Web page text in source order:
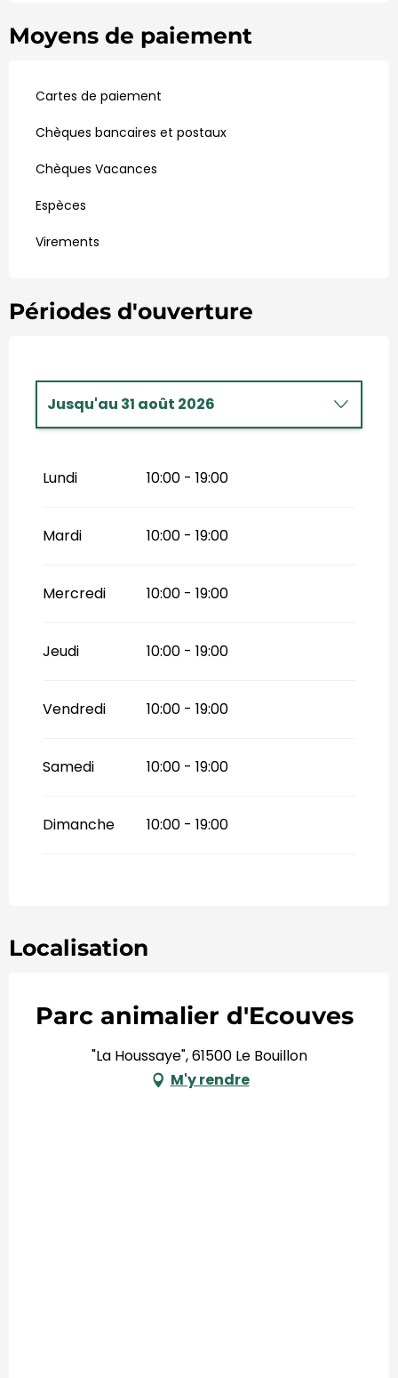
Moyens de paiement
Cartes de paiement
Chèques bancaires et postaux
Chèques Vacances
Espèces
Virements
Périodes d'ouverture
Jusqu'au 31 août 2026
Du1 octobre 2026 au30 novembre
Lundi 10:00 - 19:00
Mardi 10:00 - 19:00
Mercredi 10:00 - 19:00
Jeudi 10:00 - 19:00
Vendredi 10:00 - 19:00
Samedi 10:00 - 19:00
Dimanche 10:00 - 19:00
Localisation
Parc animalier d'Ecouves
"La Houssaye", 61500 Le Bouillon
M'y rendre